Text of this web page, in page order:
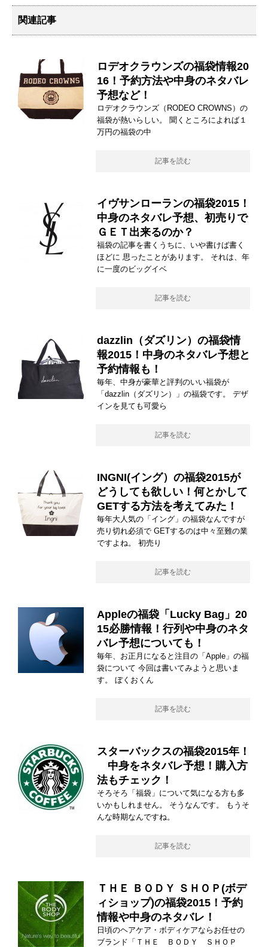
関連記事
ロデオクラウンズの福袋情報20
16！予約方法や中身のネタバレ
予想など！
ロデオクラウンズ（RODEO CROWNS）の
福袋が熱いらしい。 聞くところによれば１
万円の福袋の中
記事を読む
イヴサンローランの福袋2015！
中身のネタバレ予想、初売りで
ＧＥＴ出来るのか？
福袋の記事を書くうちに、いや書けば書く
ほどに 思ったことがあります。 それは、年
に一度のビッグイベ
記事を読む
dazzlin（ダズリン）の福袋情
報2015！中身のネタバレ予想と
予約情報も！
毎年、中身が豪華と評判のいい福袋が
「dazzlin（ダズリン）」の福袋です。 デザ
インを見ても可愛ら
記事を読む
INGNI(イング）の福袋2015が
どうしても欲しい！何とかして
GETする方法を考えてみた！
毎年大人気の「イング」の福袋なんですが
売り切れ必須で GETするのは中々至難の業
ですよね。 初売り
記事を読む
Appleの福袋「Lucky Bag」20
15必勝情報！行列や中身のネタ
バレ予想についても！
毎年、お正月になると注目の「Apple」の福
袋について 今回は書いてみようと思いま
す。 ぼくおくん
記事を読む
スターバックスの福袋2015年！
中身をネタバレ予想！購入方
法もチェック！
そろそろ「福袋」について気になる方も多
いかもしれません。 そうなんです。 もうそ
んな時期なんですね。
記事を読む
ＴＨＥ ＢＯＤＹ ＳＨＯＰ(ボデ
ィショップ)の福袋2015！予約
情報や中身のネタバレ！
日頃のヘアケア・ボディケアならお任せの
ブランド「ＴＨＥ ＢＯＤＹ ＳＨＯＰ